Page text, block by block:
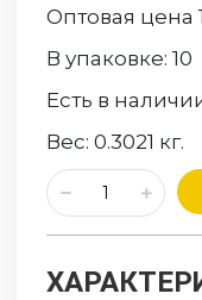
Оптовая цена
В упаковке:10
Есть в
Вес:0.3021 кг.